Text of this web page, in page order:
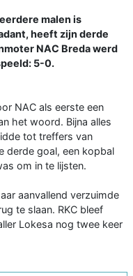
malen is
heeft zijn derde
NAC Breda werd
5-0.
NAC als eerste een
het woord. Bijna alles
tot treffers van
derde goal, een kopbal
om in te lijsten.
aanvallend verzuimde
te slaan. RKC bleef
Lokesa nog twee keer